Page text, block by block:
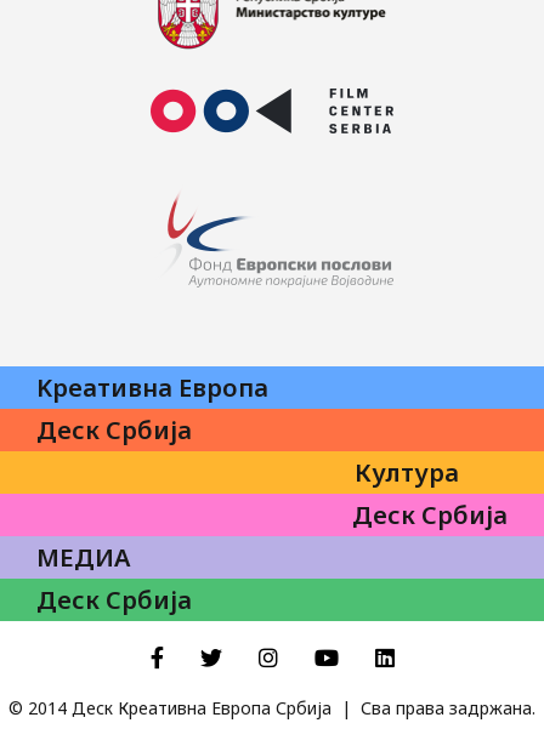
Kреативна Eвропа
Култура
МЕДИА
Деск Србија
Деск Србија
Деск Србија
FacebookTwitterInstagramYouTubeLinkedIn
© 2014 Деск Креативна Европа Србија | Сва права задржана.